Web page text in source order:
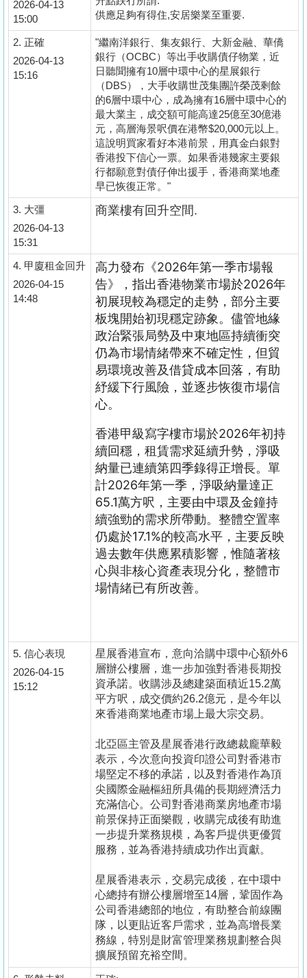
2026-04-13
15:00
供應足夠有得住,安居樂業至重要.
2. 正確
2026-04-13
15:16
"繼南洋銀行、集友銀行、大新金融、華僑
銀行（OCBC）等出手收購債仔物業，近
日聽聞擁有10層中環中心的星展銀行
（DBS），大手收購世茂集團許榮茂剩餘
的6層中環中心，成為擁有16層中環中心的
最大業主，成交額可能高達25億至30億港
元，高層海景呎價在港幣$20,000元以上。
這說明買家看好本港前景，用真金白銀對
香港投下信心一票。如果香港幾家主要銀
行都願意對債仔伸出援手，香港商業地產
早已恢復正常。"
3. 大彊
2026-04-13
15:31
商業樓有回升空間.
4. 甲廈租金回升
2026-04-15
14:48
高力發布《2026年第一季市場報
告》，指出香港物業市場於2026年
初展現較為穩定的走勢，部分主要
板塊開始初現穩定跡象。儘管地緣
政治緊張局勢及中東地區持續衝突
仍為市場情緒帶來不確定性，但貿
易環境改善及借貸成本回落，有助
紓緩下行風險，並逐步恢復市場信
心。
香港甲級寫字樓市場於2026年初持
續回穩，租賃需求延續升勢，淨吸
納量已連續第四季錄得正增長。單
計2026年第一季，淨吸納量達正
65.1萬方呎，主要由中環及金鐘持
續強勁的需求所帶動。整體空置率
仍處於17.1%的較高水平，主要反映
過去數年供應累積影響，惟隨著核
心與非核心資產表現分化，整體市
場情緒已有所改善。
5. 信心表現
2026-04-15
15:12
星展香港宣布，意向洽購中環中心額外6
層辦公樓層，進一步加強對香港長期投
資承諾。收購涉及總建築面積近15.2萬
平方呎，成交價約26.2億元，是今年以
來香港商業地產市場上最大宗交易。
北亞區主管及星展香港行政總裁龐華毅
表示，今次意向投資印證公司對香港市
場堅定不移的承諾，以及對香港作為頂
尖國際金融樞紐所具備的長期經濟活力
充滿信心。公司對香港商業房地產市場
前景保持正面樂觀，收購完成後有助進
一步提升業務規模，為客戶提供更優質
服務，並為香港持續成功作出貢獻。
星展香港表示，交易完成後，在中環中
心總持有辦公樓層增至14層，鞏固作為
公司香港總部的地位，有助整合前線團
隊，以更貼近客戶需求，並為高增長業
務線，特別是財富管理業務規劃整合與
擴展預留充裕空間。